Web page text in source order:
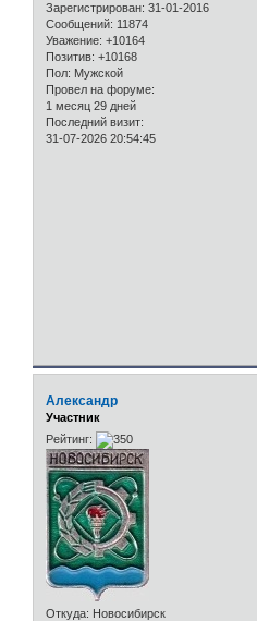
Зарегистрирован: 31-01-2016
Сообщений: 11874
Уважение: +10164
Позитив: +10168
Пол: Мужской
Провел на форуме:
1 месяц 29 дней
Последний визит:
31-07-2026 20:54:45
Александр
Участник
Рейтинг:
Откуда: Новосибирск